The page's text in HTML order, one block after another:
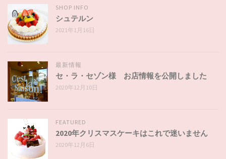
SHOP INFO
シュテルン
2021年1月16日
最新情報
セ・ラ・セゾン様 お店情報を公開しました
2020年12月10日
FEATURED
2020年クリスマスケーキはこれで迷いません
2020年12月6日